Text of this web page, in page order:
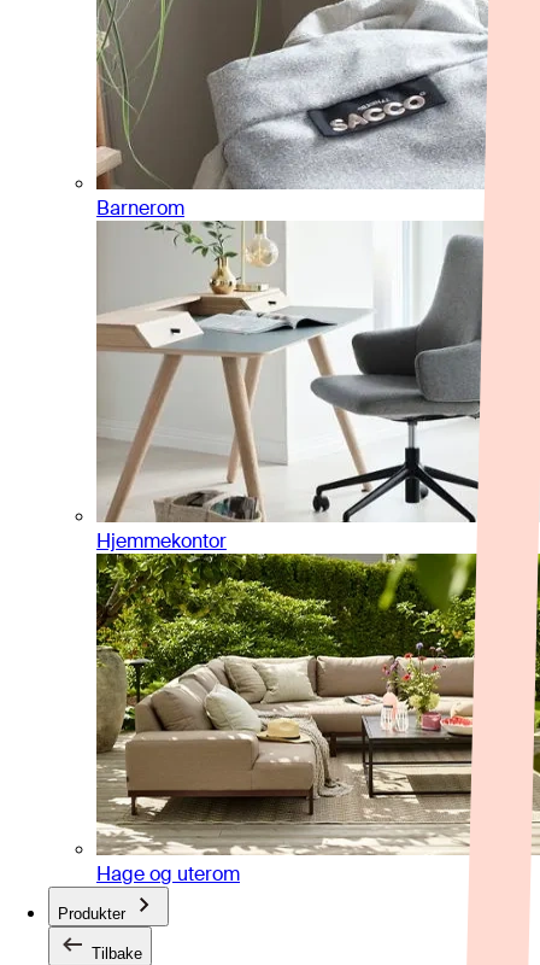
Barnerom
Hjemmekontor
Hage og uterom
Produkter
Tilbake